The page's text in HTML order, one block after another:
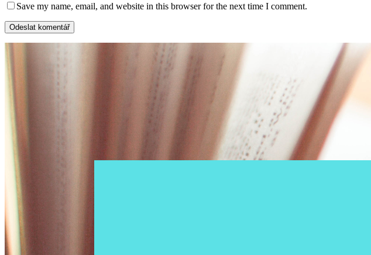
Save my name, email, and website in this browser for the next time I comment.